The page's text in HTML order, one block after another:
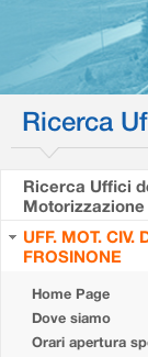
Ricerca
Ricerca Uffici
Motorizzazione
UFF. MOT. CIV.
FROSINONE
Home Page
Dove siamo
Orari apertura